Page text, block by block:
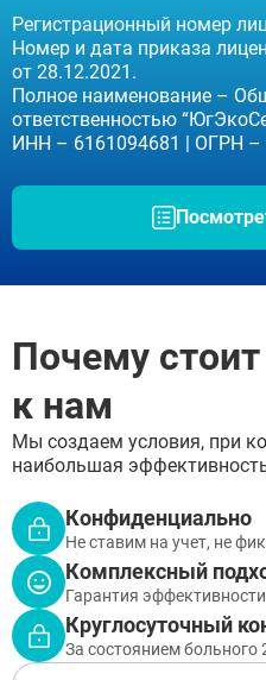
Регистрационный номер
Номер и дата приказа
от 28.12.2021.
Полное наименование –
ответственностью
ИНН – 6161094681 | ОГРН –
Почему
к нам
Мы создаем условия, при
наибольшая
Конфиденциально
Не ставим на учет, не
Комплексный
Гарантия
Круглосуточный
За состоянием больного